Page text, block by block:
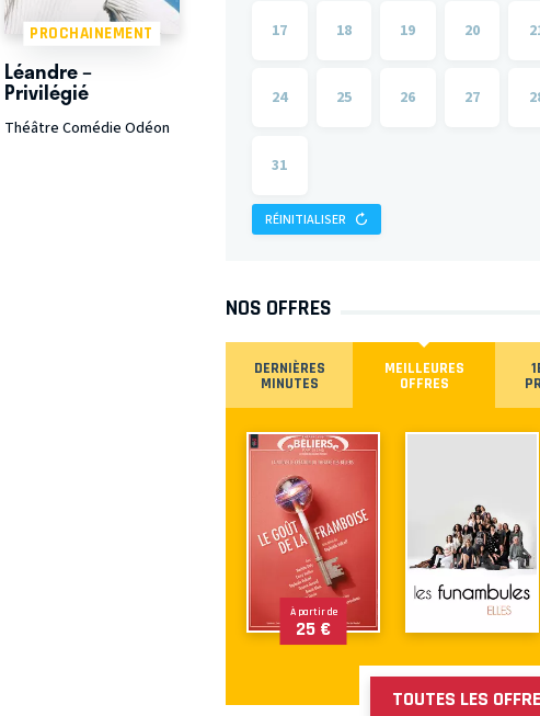
PROCHAINEMENT
Léandre –
Privilégié
Théâtre Comédie Odéon
17 18 19 20
24 25 26 27
31
RÉINITIALISER
NOS OFFRES
DERNIÈRES
MINUTES
MEILLEURES
OFFRES
À partir de
25 €
TOUTES LES